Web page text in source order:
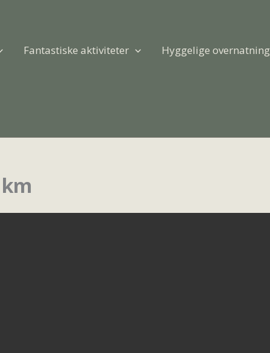
Fantastiske aktiviteter Hyggelige